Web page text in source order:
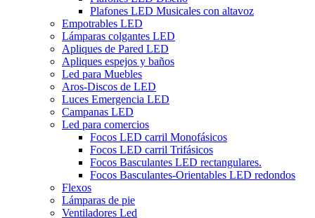
Plafones LED Musicales con altavoz
Empotrables LED
Lámparas colgantes LED
Apliques de Pared LED
Apliques espejos y baños
Led para Muebles
Aros-Discos de LED
Luces Emergencia LED
Campanas LED
Led para comercios
Focos LED carril Monofásicos
Focos LED carril Trifásicos
Focos Basculantes LED rectangulares.
Focos Basculantes-Orientables LED redondos
Flexos
Lámparas de pie
Ventiladores Led